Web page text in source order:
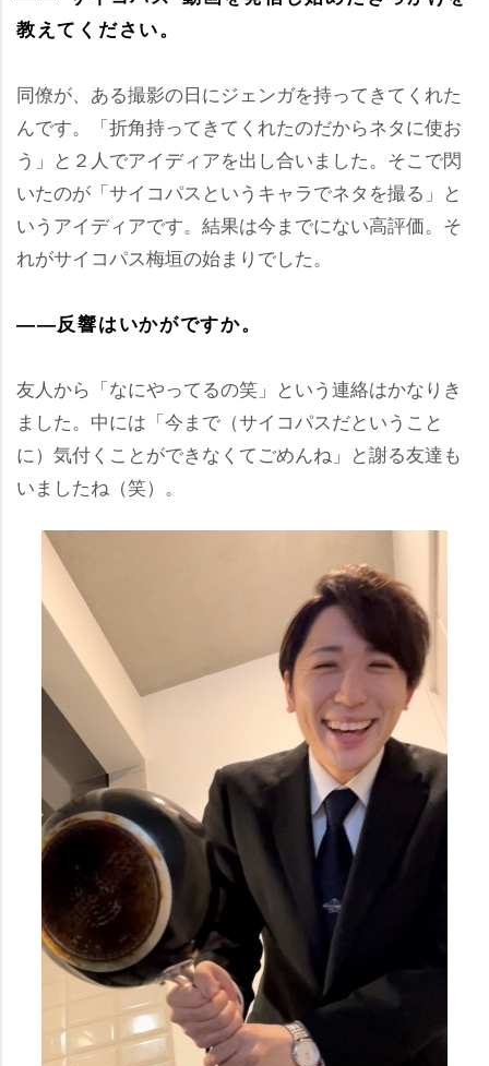
教えてください。
同僚が、ある撮影の日にジェンガを持ってきてくれた
んです。「折角持ってきてくれたのだからネタに使お
う」と２人でアイディアを出し合いました。そこで閃
いたのが「サイコパスというキャラでネタを撮る」と
いうアイディアです。結果は今までにない高評価。そ
れがサイコパス梅垣の始まりでした。
――反響はいかがですか。
友人から「なにやってるの笑」という連絡はかなりき
ました。中には「今まで（サイコパスだということ
に）気付くことができなくてごめんね」と謝る友達も
いましたね（笑）。